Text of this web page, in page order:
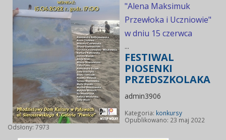
"Alena Maksimuk
Przewłoka i Uczniowie"
w dniu 15 czerwca
...
FESTIWAL
PIOSENKI
PRZEDSZKOLAKA
admin3906
Kategoria: konkursy
Opublikowano: 23 maj 2022
Odsłony: 7973